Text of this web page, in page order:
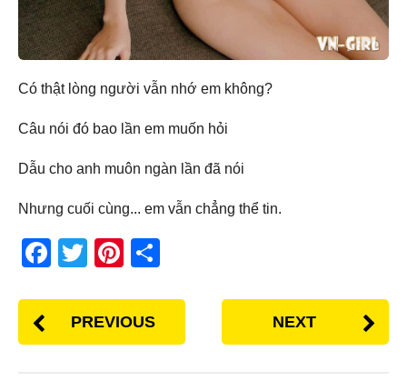
Có thật lòng người vẫn nhớ em không?
Câu nói đó bao lần em muốn hỏi
Dẫu cho anh muôn ngàn lần đã nói
Nhưng cuối cùng... em vẫn chẳng thể tin.
F
e
T
tt
er
Pi
er
e
ar
e
PREVIOUS NEXT